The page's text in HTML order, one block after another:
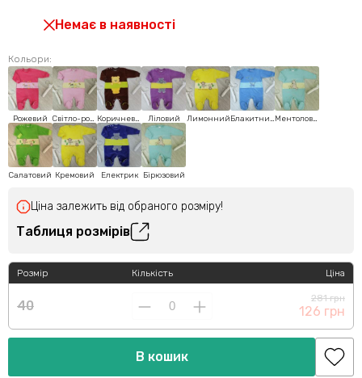
Немає в наявності
Кольори:
Рожевий Світло-рожевий Коричневий Ліловий Лимонний Блакитний Ментоловий
Салатовий Кремовий Електрик Бірюзовий
Ціна залежить від обраного розміру!
Таблиця розмірів
Розмір
40
Кількість Ціна
281 грн
126 грн
В кошик